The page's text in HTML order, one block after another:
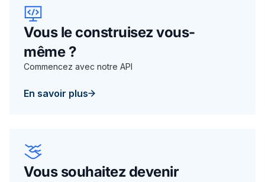
Vous le construisez vous-
même ?
Commencez avec notre API
En savoir plus
Vous souhaitez devenir